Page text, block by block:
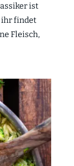
ist
ihr findet
Fleisch,